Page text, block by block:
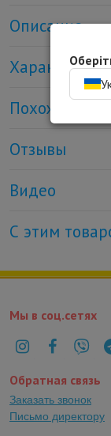
Описание
Похожие
Отзывы
Видео
С этим
Мы в соц.сетях
Обратная связь
Заказать звонок
Письмо директору